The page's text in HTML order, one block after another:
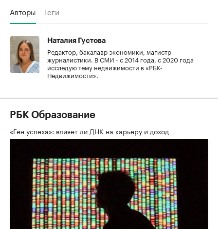
Авторы Теги
Наталия Густова
Редактор, бакалавр экономики, магистр
журналистики. В СМИ - с 2014 года, с 2020 года
исследую тему недвижимости в «РБК-
Недвижимости».
РБК Образование
«Ген успеха»: влияет ли ДНК на карьеру и доход